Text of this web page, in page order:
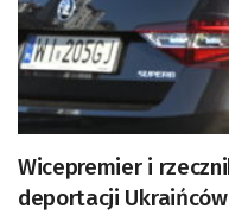
Wicepremier i rzecznik PiS o zapowiedzi
deportacji Ukraińców